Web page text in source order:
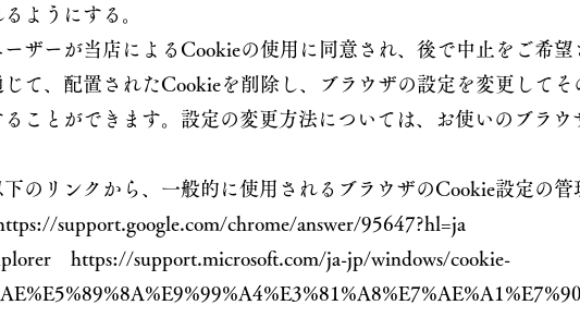
ようにする。
ザーが当店によるCookieの使用に同意され、後で中止をご希
じて、配置されたCookieを削除し、ブラウザの設定を変更して
ることができます。設定の変更方法については、お使いのブラ
下のリンクから、一般的に使用されるブラウザのCookie設定の管
support.google.com/chrome/answer/95647?hl=ja
https://support.microsoft.com/ja-jp/windows/cookie-